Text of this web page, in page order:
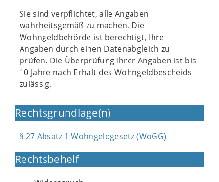
Sie sind verpflichtet, alle Angaben
wahrheitsgemäß zu machen. Die
Wohngeldbehörde ist berechtigt, Ihre
Angaben durch einen Datenabgleich zu
prüfen. Die Überprüfung Ihrer Angaben ist bis
10 Jahre nach Erhalt des Wohngeldbescheids
zulässig.
Rechtsgrundlage(n)
§ 27 Absatz 1 Wohngeldgesetz (WoGG)
Rechtsbehelf